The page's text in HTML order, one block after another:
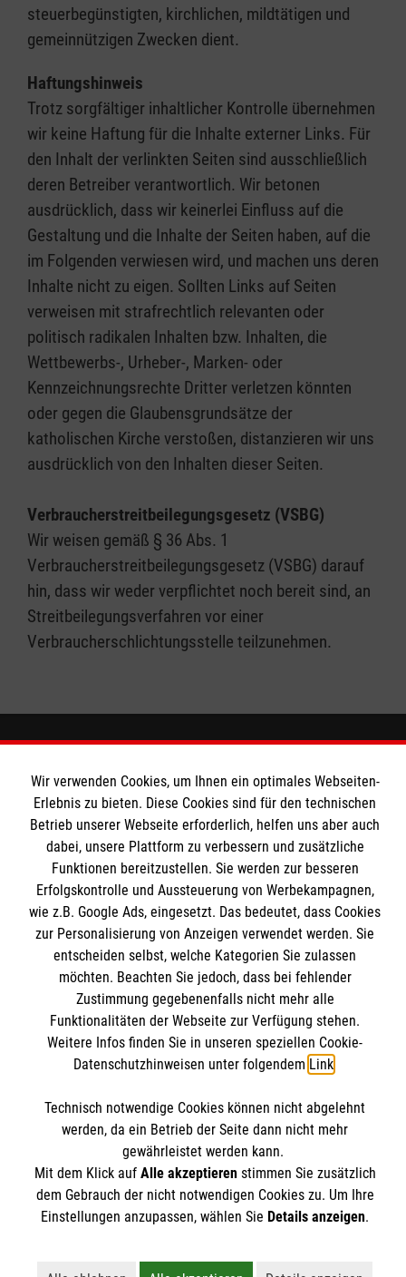
steuerbegünstigten, kirchlichen, mildtätigen und
gemeinnützigen Zwecken dient.
Haftungshinweis
Trotz sorgfältiger inhaltlicher Kontrolle übernehmen
wir keine Haftung für die Inhalte externer Links. Für
den Inhalt der verlinkten Seiten sind ausschließlich
deren Betreiber verantwortlich. Wir betonen
ausdrücklich, dass wir keinerlei Einfluss auf die
Gestaltung und die Inhalte der Seiten haben, auf die
im Folgenden verwiesen wird, und machen uns deren
Inhalte nicht zu eigen. Sollten Links auf Seiten
verweisen mit strafrechtlich relevanten oder
politisch radikalen Inhalten bzw. Inhalten, die
Wettbewerbs-, Urheber-, Marken- oder
Kennzeichnungsrechte Dritter verletzen könnten
oder gegen die Glaubensgrundsätze der
katholischen Kirche verstoßen, distanzieren wir uns
ausdrücklich von den Inhalten dieser Seiten.
Verbraucherstreitbeilegungsgesetz (VSBG)
Wir weisen gemäß § 36 Abs. 1
Verbraucherstreitbeilegungsgesetz (VSBG) darauf
hin, dass wir weder verpflichtet noch bereit sind, an
Streitbeilegungsverfahren vor einer
Verbraucherschlichtungsstelle teilzunehmen.
Wir Malteser
Spenden und Helfen
Angebote und Leistungen
Unsere Kurse
Mitarbeiten
Wir Malteser
Informationen
Downloads
Impressum
Datenschutz
Malteser online
Malteserorden
Malteser Jugend
Malteser International
Mediathek
Soziale Netzwerke
Der Malteser Hilfsdienst e.V. ist als eingetragene
gemeinnützige Organisation von der Körperschaft- und
Wir verwenden Cookies, um Ihnen ein optimales Webseiten-
Erlebnis zu bieten. Diese Cookies sind für den technischen
Betrieb unserer Webseite erforderlich, helfen uns aber auch
dabei, unsere Plattform zu verbessern und zusätzliche
Funktionen bereitzustellen. Sie werden zur besseren
Erfolgskontrolle und Aussteuerung von Werbekampagnen,
wie z.B. Google Ads, eingesetzt. Das bedeutet, dass Cookies
zur Personalisierung von Anzeigen verwendet werden. Sie
entscheiden selbst, welche Kategorien Sie zulassen
möchten. Beachten Sie jedoch, dass bei fehlender
Zustimmung gegebenenfalls nicht mehr alle
Funktionalitäten der Webseite zur Verfügung stehen.
Weitere Infos finden Sie in unseren speziellen Cookie-
Datenschutzhinweisen unter folgendem Link.
Technisch notwendige Cookies können nicht abgelehnt
werden, da ein Betrieb der Seite dann nicht mehr
gewährleistet werden kann.
Mit dem Klick auf Alle akzeptierenstimmen Sie zusätzlich
dem Gebrauch der nicht notwendigen Cookies zu. Um Ihre
Einstellungen anzupassen, wählen Sie Details anzeigen.